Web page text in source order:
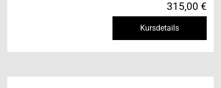
315,00 €
Kursdetails